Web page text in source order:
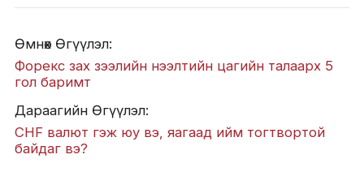
Өмнөх Өгүүлэл:
Форекс зах зээлийн нээлтийн цагийн талаарх 5
гол баримт
Дараагийн Өгүүлэл:
CHF валют гэж юу вэ, яагаад ийм тогтвортой
байдаг вэ?